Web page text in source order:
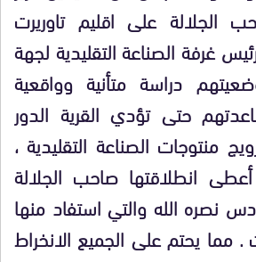
الجلالة على اقليم تاوريرت
غرفة الصناعة التقليدية لجهة
دراسة متأنية وواقعية
حتى تؤدي القرية الدور
منتوجات الصناعة التقليدية ،
انطلاقتها صاحب الجلالة
نصره الله والتي استفاد منها
. مما يحتم على الجميع الانخراط